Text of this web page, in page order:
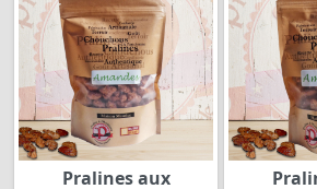
Pralines aux